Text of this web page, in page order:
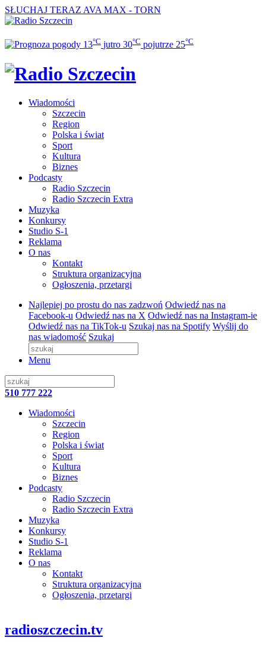
SŁUCHAJ TERAZ AVA MAX - TORN
13°C jutro 30°C pojutrze 25°C
Wiadomości
Szczecin
Region
Polska i świat
Sport
Kultura
Biznes
Podcasty
Radio Szczecin
Radio Szczecin Extra
Muzyka
Konkursy
Studio S-1
Reklama
O nas
Kontakt
Struktura organizacyjna
Ogłoszenia, przetargi
Najlepiej po prostu do nas zadzwoń Odwiedź nas na
Facebook-u Odwiedź nas na X Odwiedź nas na Instagram-ie
Odwiedź nas na TikTok-u Szukaj nas na Spotify Wyślij do
nas wiadomość Szukaj
Menu
510 777 222
Wiadomości
Szczecin
Region
Polska i świat
Sport
Kultura
Biznes
Podcasty
Radio Szczecin
Radio Szczecin Extra
Muzyka
Konkursy
Studio S-1
Reklama
O nas
Kontakt
Struktura organizacyjna
Ogłoszenia, przetargi
radioszczecin.tv